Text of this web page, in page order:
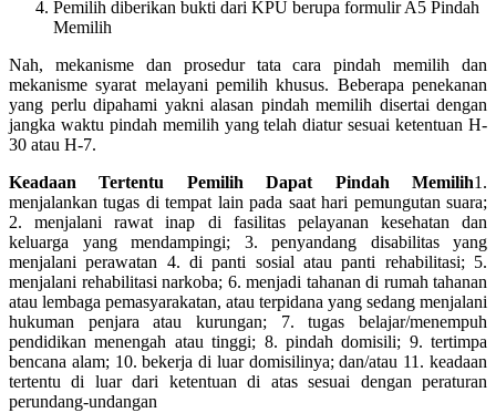
Pemilih diberikan bukti dari KPU berupa formulir A5 Pindah
Memilih
Nah, mekanisme dan prosedur tata cara pindah memilih dan
mekanisme syarat melayani pemilih khusus. Beberapa penekanan
yang perlu dipahami yakni alasan pindah memilih disertai dengan
jangka waktu pindah memilih yang telah diatur sesuai ketentuan H-
30 atau H-7.
Keadaan Tertentu Pemilih Dapat Pindah Memilih1.
menjalankan tugas di tempat lain pada saat hari pemungutan suara;
2. menjalani rawat inap di fasilitas pelayanan kesehatan dan
keluarga yang mendampingi; 3. penyandang disabilitas yang
menjalani perawatan 4. di panti sosial atau panti rehabilitasi; 5.
menjalani rehabilitasi narkoba; 6. menjadi tahanan di rumah tahanan
atau lembaga pemasyarakatan, atau terpidana yang sedang menjalani
hukuman penjara atau kurungan; 7. tugas belajar/menempuh
pendidikan menengah atau tinggi; 8. pindah domisili; 9. tertimpa
bencana alam; 10. bekerja di luar domisilinya; dan/atau 11. keadaan
tertentu di luar dari ketentuan di atas sesuai dengan peraturan
perundang-undangan